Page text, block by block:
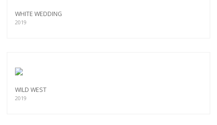
WHITE WEDDING
2019
WILD WEST
2019